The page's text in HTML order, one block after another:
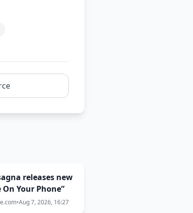
releases new
On Your Phone”
•Aug 7, 2026, 16:27